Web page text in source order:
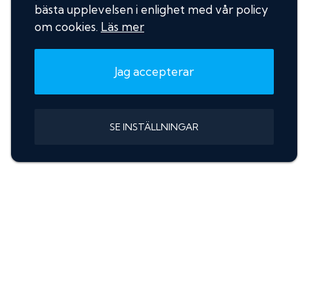
bästa upplevelsen i enlighet med vår policy
om cookies. Läs mer
Jag accepterar
SE INSTÄLLNINGAR